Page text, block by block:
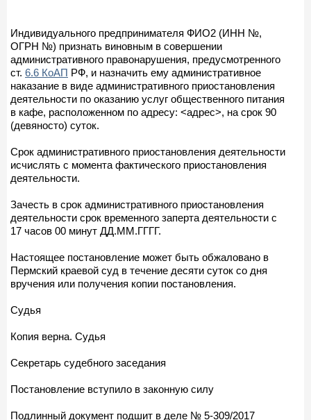
Индивидуального предпринимателя ФИО2 (ИНН №,
ОГРН №) признать виновным в совершении
административного правонарушения, предусмотренного
ст. 6.6 КоАП РФ, и назначить ему административное
наказание в виде административного приостановления
деятельности по оказанию услуг общественного питания
в кафе, расположенном по адресу: <адрес>, на срок 90
(девяносто) суток.
Срок административного приостановления деятельности
исчислять с момента фактического приостановления
деятельности.
Зачесть в срок административного приостановления
деятельности срок временного заперта деятельности с
17 часов 00 минут ДД.ММ.ГГГГ.
Настоящее постановление может быть обжаловано в
Пермский краевой суд в течение десяти суток со дня
вручения или получения копии постановления.
Судья
Копия верна. Судья
Секретарь судебного заседания
Постановление вступило в законную силу
Подлинный документ подшит в деле № 5-309/2017